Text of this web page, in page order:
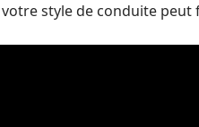
style de conduite peut